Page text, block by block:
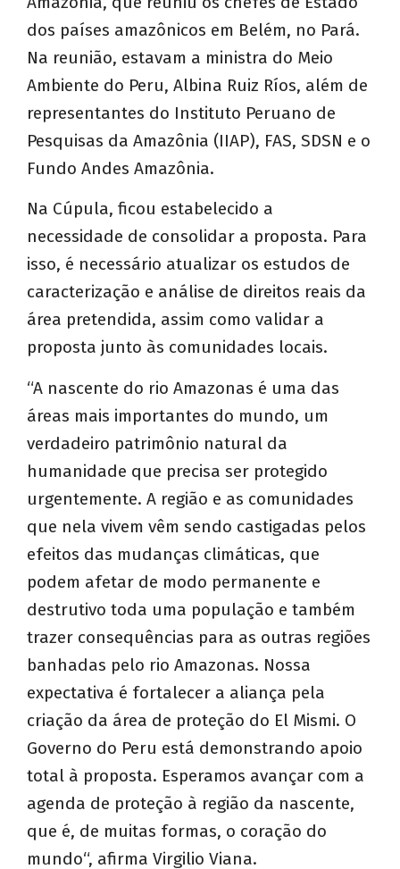
dos países amazônicos em Belém, no Pará.
Na reunião, estavam a ministra do Meio
Ambiente do Peru, Albina Ruiz Ríos, além de
representantes do Instituto Peruano de
Pesquisas da Amazônia (IIAP), FAS, SDSN e o
Fundo Andes Amazônia.
Na Cúpula, ficou estabelecido a
necessidade de consolidar a proposta. Para
isso, é necessário atualizar os estudos de
caracterização e análise de direitos reais da
área pretendida, assim como validar a
proposta junto às comunidades locais.
“A nascente do rio Amazonas é uma das
áreas mais importantes do mundo, um
verdadeiro patrimônio natural da
humanidade que precisa ser protegido
urgentemente. A região e as comunidades
que nela vivem vêm sendo castigadas pelos
efeitos das mudanças climáticas, que
podem afetar de modo permanente e
destrutivo toda uma população e também
trazer consequências para as outras regiões
banhadas pelo rio Amazonas. Nossa
expectativa é fortalecer a aliança pela
criação da área de proteção do El Mismi. O
Governo do Peru está demonstrando apoio
total à proposta. Esperamos avançar com a
agenda de proteção à região da nascente,
que é, de muitas formas, o coração do
mundo“, afirma Virgilio Viana.